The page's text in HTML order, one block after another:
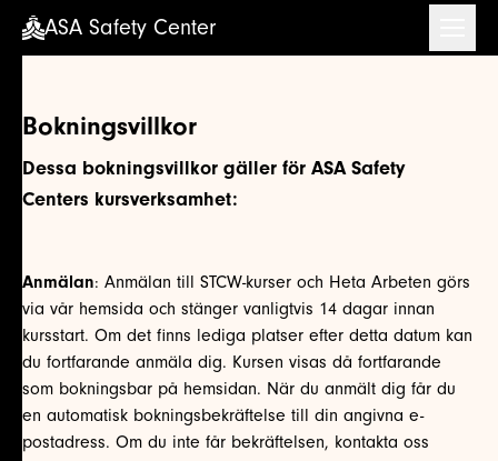
ASA Safety Center
ASA Safety Center
Bokningsvillkor
Dessa bokningsvillkor gäller för ASA Safety
Centers kursverksamhet:
Anmälan: Anmälan till STCW-kurser och Heta Arbeten görs
via vår hemsida och stänger vanligtvis 14 dagar innan
kursstart. Om det finns lediga platser efter detta datum kan
du fortfarande anmäla dig. Kursen visas då fortfarande
som bokningsbar på hemsidan. När du anmält dig får du
en automatisk bokningsbekräftelse till din angivna e-
postadress. Om du inte får bekräftelsen, kontakta oss